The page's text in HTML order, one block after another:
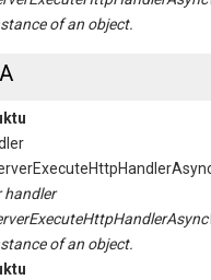
of an object.
handler
of an object.